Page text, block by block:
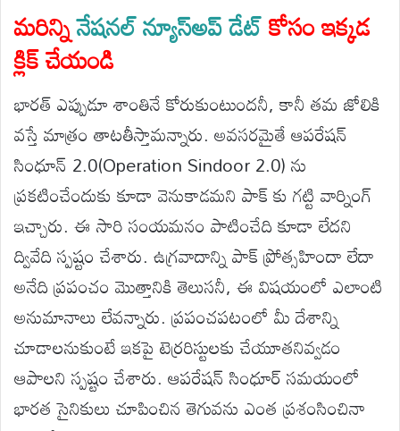
మరిన్నినేషనల్ న్యూస్అప్ డేట్కోసం ఇక్కడ
క్లిక్ చేయండి
భారత్ ఎప్పుడూ శాంతినే కోరుకుంటుందనీ, కానీ తమ జోలికి
వస్తే మాత్రం తాటతీస్తామన్నారు. అవసరమైతే ఆపరేషన్
సింధూన్ 2.0(Operation Sindoor 2.0) ను
ప్రకటించేందుకు కూడా వెనుకాడమని పాక్ కు గట్టి వార్నింగ్
ఇచ్చారు. ఈ సారి సంయమనం పాటించేది కూడా లేదని
ద్వివేది స్పష్టం చేశారు. ఉగ్రవాదాన్ని పాక్ ప్రోత్సహిందా లేదా
అనేది ప్రపంచం మొత్తానికి తెలుసనీ, ఈ విషయంలో ఎలాంటి
అనుమానాలు లేవన్నారు. ప్రపంచపటంలో మీ దేశాన్ని
చూడాలనుకుంటే ఇకపై టెర్రరిస్టులకు చేయూతనివ్వడం
ఆపాలని స్పష్టం చేశారు. ఆపరేషన్ సింధూర్ సమయంలో
భారత సైనికులు చూపించిన తెగువను ఎంత ప్రశంసించినా